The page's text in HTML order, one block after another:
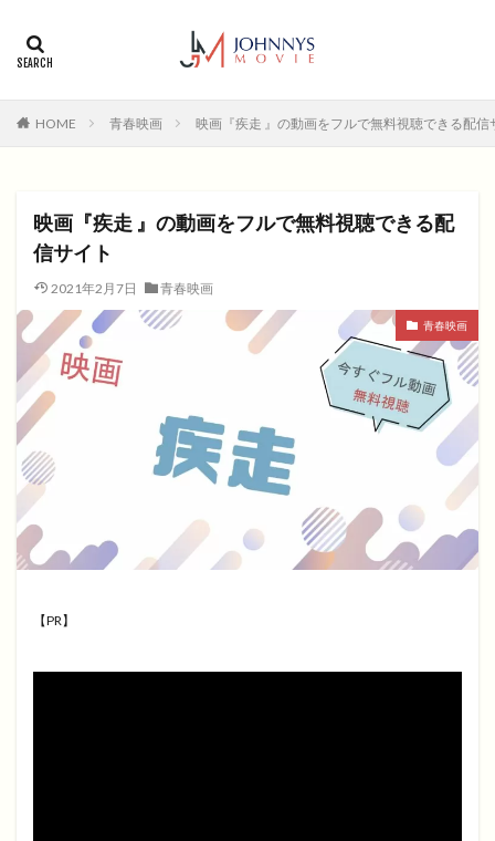
HOME 青春映画 映画『疾走 』の動画をフルで無料視聴できる配信
映画『疾走 』の動画をフルで無料視聴できる配
信サイト
2021年2月7日 青春映画
青春映画
【PR】
2018年
2019年 アクション
アニメ
ヒューマンドラマ映画
ファンタジー映画
ホラー
動画無料視聴
無料視聴
検索